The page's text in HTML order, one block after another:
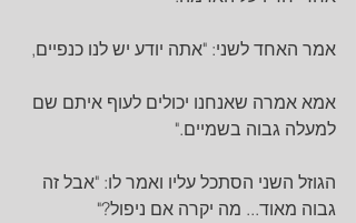
אמר האחד לשני: "אתה יודע יש לנו כנפיים,
אמא אמרה שאנחנו יכולים לעוף איתם שם
למעלה גבוה בשמיים."
הגוזל השני הסתכל עליו ואמר לו: "אבל זה
גבוה מאוד... מה יקרה אם ניפול?"